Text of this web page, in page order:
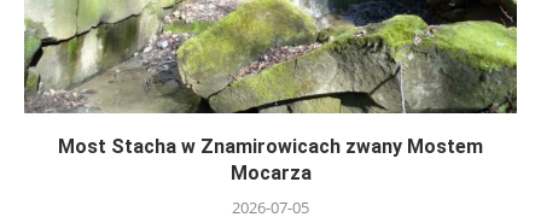
Most Stacha w Znamirowicach zwany Mostem
Mocarza
2026-07-05